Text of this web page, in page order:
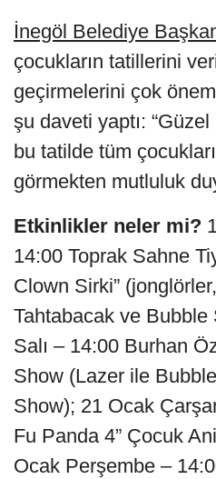
İnegöl Belediye
çocukların tatillerini
geçirmelerini çok
şu daveti yaptı:
bu tatilde tüm
görmekten mutluluk
Etkinlikler neler mi?
14:00 Toprak Sahne
Clown Sirki”
Tahtabacak ve
Salı – 14:00 Burhan
Show (Lazer ile
Show); 21 Ocak
Fu Panda 4” Çocuk
Ocak Perşembe –